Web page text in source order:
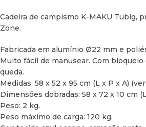
Cadeira de campismo K-MAKU Tubig,
Zone.
Fabricada em alumínio Ø22 mm e
Muito fácil de manusear. Com
queda.
Medidas: 58 x 52 x 95 cm (L x P x A)
Dimensões dobradas: 58 x 72 x 10 cm
Peso: 2 kg.
Peso máximo de carga: 120 kg.